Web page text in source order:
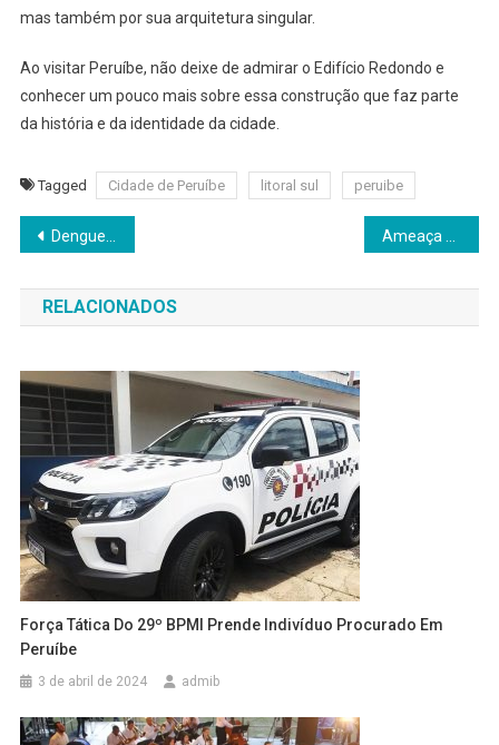
mas também por sua arquitetura singular.
Ao visitar Peruíbe, não deixe de admirar o Edifício Redondo e
conhecer um pouco mais sobre essa construção que faz parte
da história e da identidade da cidade.
Tagged Cidade de Peruíbe litoral sul peruibe
Navegação
de
Post
Dengue faz vítimas na Baixada Santista: Morte confirmada em Peruíbe
RELACIONADOS
Força Tática Do 29º BPMI Prende Indivíduo Procurado Em
Peruíbe
3 de abril de 2024 admib